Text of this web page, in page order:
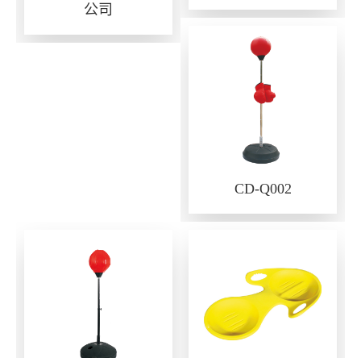
公司
CD-Q002